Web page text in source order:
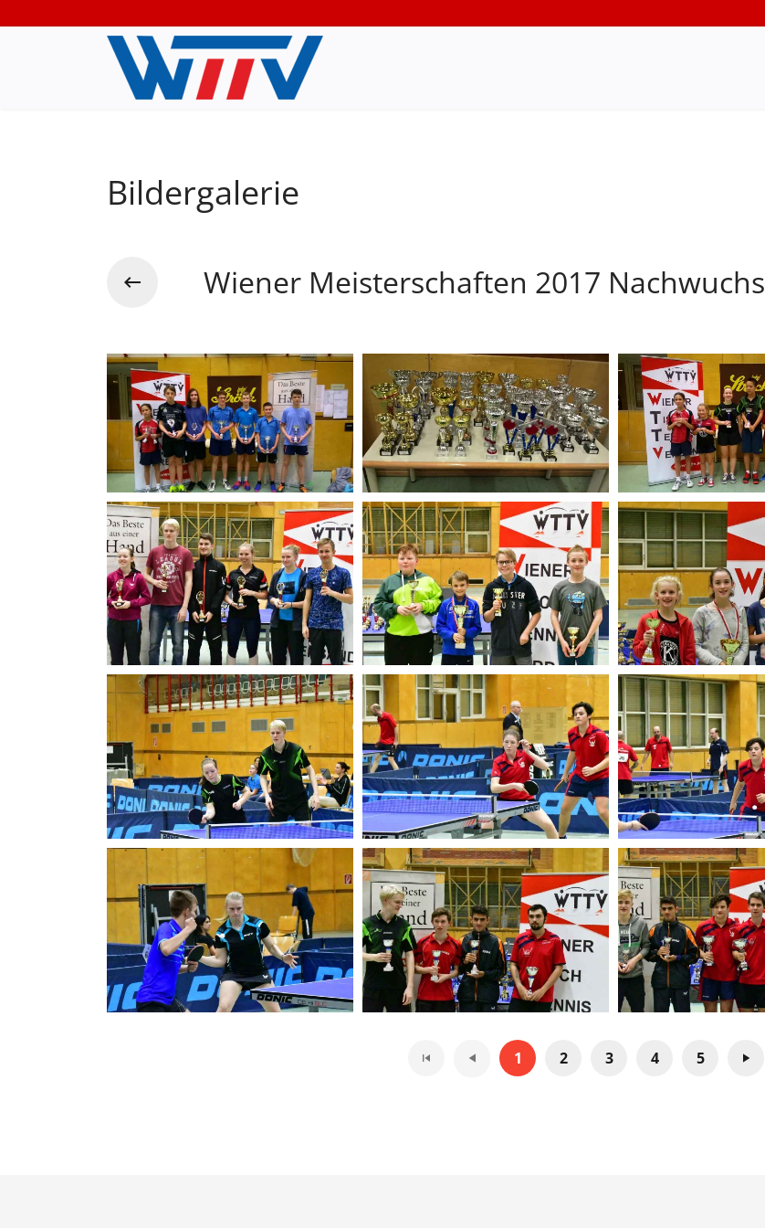
Bildergalerie
Wiener Meisterschaften 2017 Nachwuchs
1 2 3 4 5